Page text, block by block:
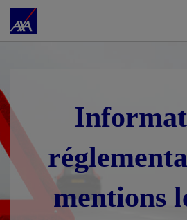
Accéder au Contenu Accéder
mentions